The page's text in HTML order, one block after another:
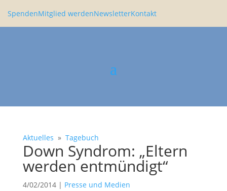
SpendenMitglied werdenNewsletterKontakt
Aktuelles » Tagebuch
Down Syndrom: „Eltern
werden entmün­digt“
4/02/2014| Presse und Medien